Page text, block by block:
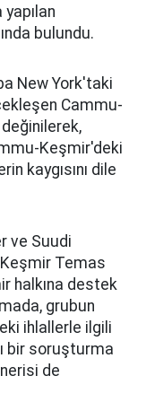
bulundu.
New York'taki
Cammu-
Keşmir'deki
kaygısını dile
ve Suudi
Temas
halkına destek
grubun
ihlallerle ilgili
bir soruşturma
de